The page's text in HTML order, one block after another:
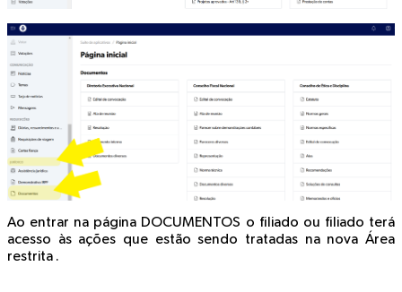
Ao entrar na página DOCUMENTOS o filiado ou filiado terá
acesso às ações que estão sendo tratadas na nova Área
restrita .